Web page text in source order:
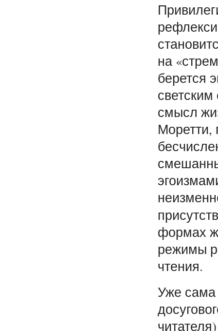
на
берется
смысл
Моретти,
формах
режимы
чтения.
Уже сама